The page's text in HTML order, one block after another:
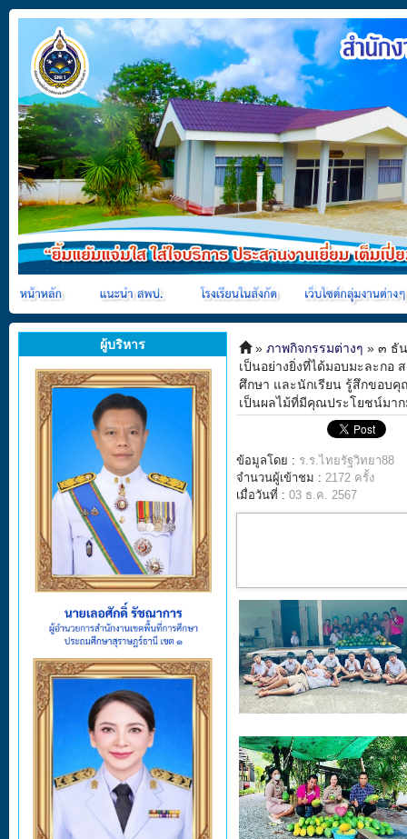
ผู้บริหาร » ภาพกิจกรรมต่างๆ » ๓ ธั
เป็นอย่างยิ่งที่ได้มอบมะละกอ
ศึกษา และนักเรียน รู้สึกขอบคุ
เป็นผลไม้ที่มีคุณประโยชน์มา
ข้อมูลโดย : ร.ร.ไทยรัฐวิทยา88
จำนวนผู้เข้าชม : 2172 ครั้ง
เมื่อวันที่ : 03 ธ.ค. 2567